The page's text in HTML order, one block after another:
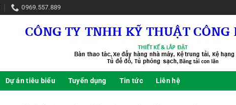
0969.557.889
Dự án tiêu biểu Tuyển dụng Tin tức Liên hệ